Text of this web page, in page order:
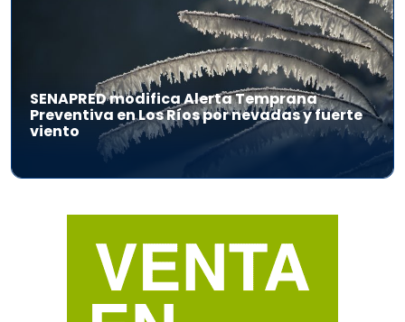
SENAPRED modifica Alerta Temprana
Preventiva en Los Ríos por nevadas y fuerte
viento